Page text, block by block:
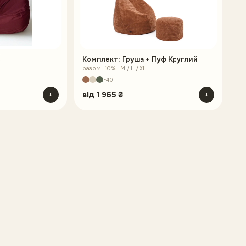
+
Комплект: Груша + Пуф Круглий
разом −10% · M / L / XL
+40
від 1 965 ₴ +